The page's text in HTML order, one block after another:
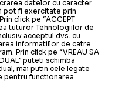
19.09.2009
cu Nurnberg/
datelor cu caracter
pot fi exercitate prin
. Prin click pe “ACCEPT
tuturor Tehnologiilor de
acceptul dvs. cu
informatiilor de catre
Prin click pe “VREAU SA
puteti schimba
mai putin cele legate
pentru functionarea